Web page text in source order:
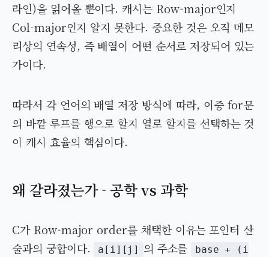
라인)을 읽어올 뿐이다. 캐시는 Row-major인지
Col-major인지 알지 못한다. 중요한 것은 오직 메모
리상의 연속성, 즉 배열이 어떤 순서로 저장되어 있는
가이다.
따라서 각 언어의 배열 저장 방식에 따라, 이중 for문
의 바깥 루프를 행으로 할지 열로 할지를 선택하는 것
이 캐시 효율의 핵심이다.
왜 갈라졌는가 - 공학 vs 과학
C가 Row-major order를 채택한 이유는 포인터 산
술과의 궁합이다.
a[i][j] 의 주소를
base + (i